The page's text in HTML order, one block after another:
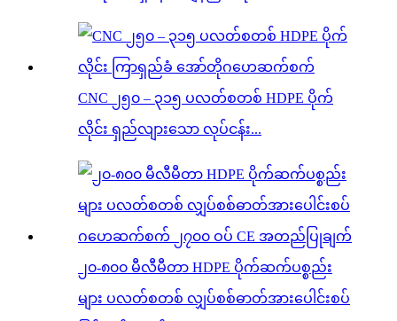
CNC ၂၅၀ – ၃၁၅ ပလတ်စတစ် HDPE ပိုက်
လိုင်း ရှည်လျားသော လုပ်ငန်း...
၂၀-၈၀၀ မီလီမီတာ HDPE ပိုက်ဆက်ပစ္စည်း
များ ပလတ်စတစ် လျှပ်စစ်ဓာတ်အားပေါင်းစပ်